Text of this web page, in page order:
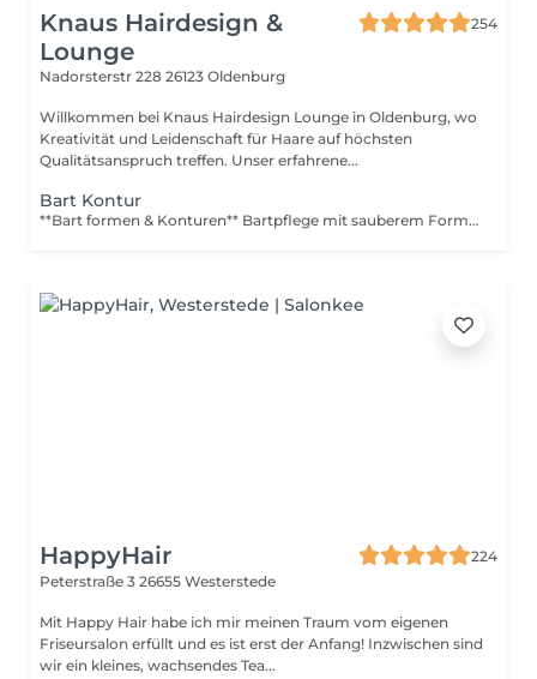
Knaus Hairdesign &
Lounge
254
Nadorsterstr 228 26123 Oldenburg
Willkommen bei Knaus Hairdesign Lounge in Oldenburg, wo
Kreativität und Leidenschaft für Haare auf höchsten
Qualitätsanspruch treffen. Unser erfahrene...
Bart Kontur
**Bart formen & Konturen** Bartpflege mit sauberem Formen, klaren Konturen an Wangen und Hals sowie Entfernung störender Härchen.
HappyHair
224
Peterstraße 3 26655 Westerstede
Mit Happy Hair habe ich mir meinen Traum vom eigenen
Friseursalon erfüllt und es ist erst der Anfang! Inzwischen sind
wir ein kleines, wachsendes Tea...